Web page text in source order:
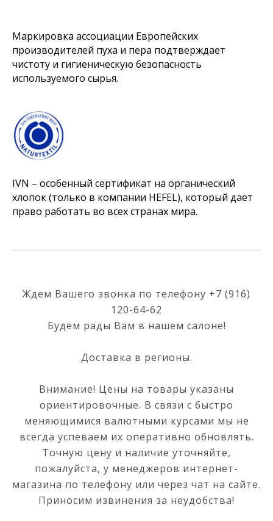
Маркировка ассоциации Европейских
производителей пуха и пера подтверждает
чистоту и гигиеническую безопасность
используемого сырья.
IVN – особенный сертификат на органический
хлопок (только в компании HEFEL), который дает
право работать во всех странах мира.
Ждем Вашего звонка по телефону +7 (916)
120-64-62
Будем рады Вам в нашем салоне!
Доставка в регионы.
Внимание! Цены на товары указаны
ориентировочные. В связи с быстро
меняющимися валютными курсами мы не
всегда успеваем их оперативно обновлять.
Точную цену и наличие уточняйте,
пожалуйста, у менеджеров интернет-
магазина по телефону или через чат на сайте.
Приносим извинения за неудобства!